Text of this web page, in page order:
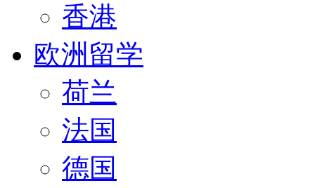
香港
欧洲留学
荷兰
法国
德国